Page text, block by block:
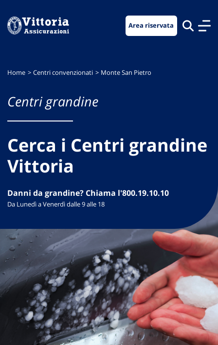
menu
contenuto
footer
Area riservata
Home Centri convenzionati Monte San Pietro
Centri grandine
Cerca i Centri grandine
Vittoria
Danni da grandine? Chiama l'800.19.10.10
Da Lunedì a Venerdì dalle 9 alle 18